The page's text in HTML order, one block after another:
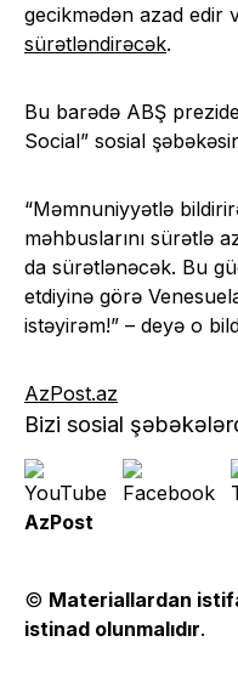
gecikmədən azad edir
sürətləndirəcək.
Bu barədə ABŞ
Social” sosial
“Məmnuniyyətlə
məhbuslarını sürətlə
da sürətlənəcək. Bu
etdiyinə görə
istəyirəm!” – deyə o
AzPost.az
Bizi sosial
AzPost
© Materiallardan
istinad olunmalıdır.